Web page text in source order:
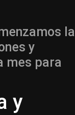
la
y
mes para
y